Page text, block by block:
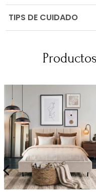
TIPS DE CUIDADO